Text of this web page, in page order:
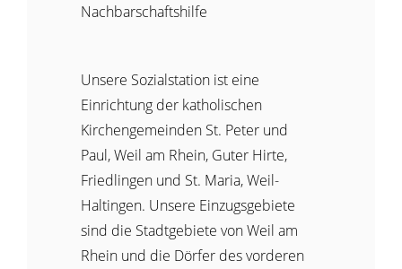
Nachbarschaftshilfe
Unsere Sozialstation ist eine
Einrichtung der katholischen
Kirchengemeinden St. Peter und
Paul, Weil am Rhein, Guter Hirte,
Friedlingen und St. Maria, Weil-
Haltingen. Unsere Einzugsgebiete
sind die Stadtgebiete von Weil am
Rhein und die Dörfer des vorderen